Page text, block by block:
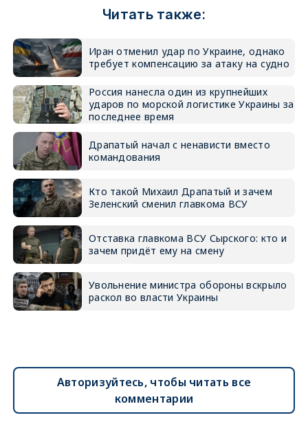
Читать также:
Иран отменил удар по Украине, однако
требует компенсацию за атаку на судно
Россия нанесла один из крупнейших
ударов по морской логистике Украины за
последнее время
Драпатый начал с ненависти вместо
командования
Кто такой Михаил Драпатый и зачем
Зеленский сменил главкома ВСУ
Отставка главкома ВСУ Сырского: кто и
зачем придёт ему на смену
Увольнение министра обороны вскрыло
раскол во власти Украины
Авторизуйтесь, чтобы читать все
комментарии